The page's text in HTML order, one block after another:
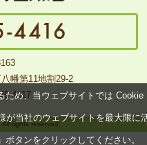
幡第11地割29-2
4417
rights reserved.
ため、当ウェブサイトでは Cookie
が当社のウェブサイトを最大限に
タンをクリックしてください。